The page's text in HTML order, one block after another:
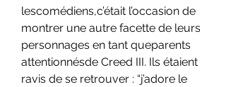
lescomédiens,c’était l’occasion de
montrer une autre facette de leurs
personnages en tant queparents
attentionnésde Creed III. Ils étaient
ravis de se retrouver : “j’adore le